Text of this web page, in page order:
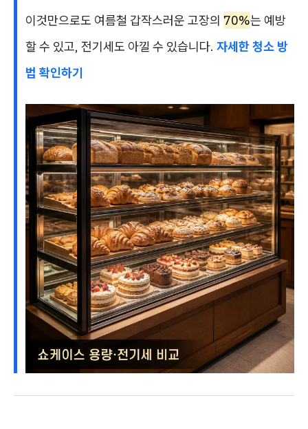
이것만으로도 여름철 갑작스러운 고장의 70%는 예방
할 수 있고, 전기세도 아낄 수 있습니다. 자세한 청소 방
법 확인하기